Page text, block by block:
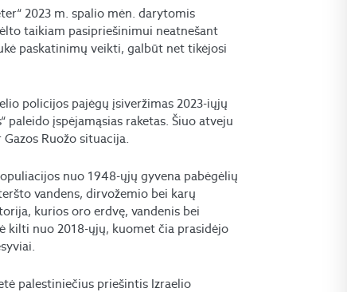
2023 m. spalio mėn. darytomis
taikiam pasipriešinimui neatnešant
paskatinimų veikti, galbūt net tikėjosi
policijos pajėgų įsiveržimas 2023-iųjų
paleido įspėjamąsias raketas. Šiuo atveju
Ruožo situacija.
nuo 1948-ųjų gyvena pabėgėlių
vandens, dirvožemio bei karų
kurios oro erdvę, vandenis bei
kilti nuo 2018-ųjų, kuomet čia prasidėjo
palestiniečius priešintis Izraelio